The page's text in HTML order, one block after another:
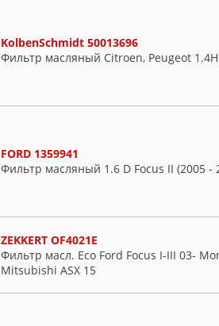
KolbenSchmidt 50013696
Фильтр масляный Citroen, Peugeot
FORD 1359941
Фильтр масляный 1.6 D Focus II (2005 -
ZEKKERT OF4021E
Фильтр масл. Eco Ford Focus I-III 03-
Mitsubishi ASX 15